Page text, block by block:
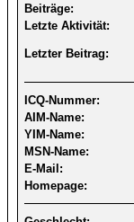
Beiträge:
Letzte Aktivität:
Letzter Beitrag:
ICQ-Nummer:
AIM-Name:
YIM-Name:
MSN-Name:
E-Mail:
Homepage: